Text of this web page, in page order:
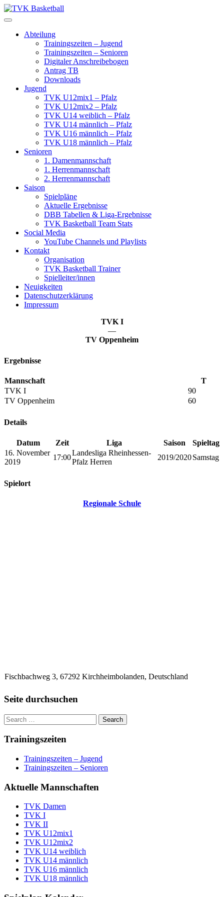
Skip
to
Abteilung
Trainingszeiten – Jugend
Trainingszeiten – Senioren
Digitaler Anschreibebogen
Antrag TB
Downloads
Jugend
TVK U12mix1 – Pfalz
TVK U12mix2 – Pfalz
TVK U14 weiblich – Pfalz
TVK U14 männlich – Pfalz
TVK U16 männlich – Pfalz
TVK U18 männlich – Pfalz
Senioren
1. Damenmannschaft
1. Herrenmannschaft
2. Herrenmannschaft
Saison
Spielpläne
Aktuelle Ergebnisse
DBB Tabellen & Liga-Ergebnisse
TVK Basketball Team Stats
Social Media
YouTube Channels und Playlists
Kontakt
Organisation
TVK Basketball Trainer
Spielleiter/innen
Neuigkeiten
Datenschutzerklärung
Impressum
TVK I
—
TV Oppenheim
Ergebnisse
Mannschaft
T
TVK I
90
TV Oppenheim
60
Details
Datum Zeit Liga Saison
Spieltag
16. November
2019
17:00
Landesliga Rheinhessen-
Pfalz Herren
2019/2020Samstag
Spielort
Regionale Schule
Fischbachweg 3, 67292 Kirchheimbolanden, Deutschland
Seite durchsuchen
Trainingszeiten
Trainingszeiten – Jugend
Trainingszeiten – Senioren
Aktuelle Mannschaften
TVK Damen
TVK I
TVK II
TVK U12mix1
TVK U12mix2
TVK U14 weiblich
TVK U14 männlich
TVK U16 männlich
TVK U18 männlich